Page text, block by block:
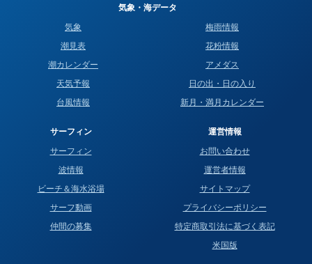
気象・海データ
気象
潮見表
潮カレンダー
天気予報
台風情報
梅雨情報
花粉情報
アメダス
日の出・日の入り
新月・満月カレンダー
サーフィン
サーフィン
波情報
ビーチ＆海水浴場
サーフ動画
仲間の募集
運営情報
お問い合わせ
運営者情報
サイトマップ
プライバシーポリシー
特定商取引法に基づく表記
米国版